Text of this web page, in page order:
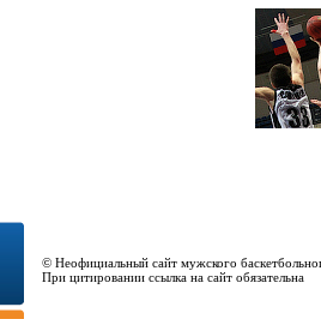
© Неофициальный сайт мужского
При цитировании ссылка на сайт обязательна